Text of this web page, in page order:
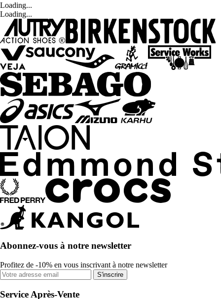
Loading...
Loading...
Abonnez-vous à notre newsletter
Profitez de -10% en vous inscrivant à notre newsletter
S'inscrire
Service Après-Vente